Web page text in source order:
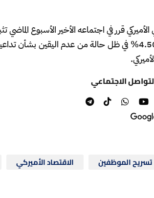
الأميركي قرر في اجتماعه الأخير الأسبوع
نطاق بين 4.25% و4.50% في ظل حالة من عدم اليقين
الاجتماعي
تسريح الموظفين الاقتصاد الأميركي